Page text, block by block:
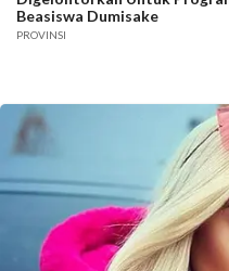
Beasiswa Dumisake
PROVINSI